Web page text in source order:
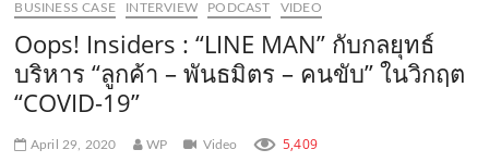
o
k
.
c
e
.
c
o
e
r
a
.
c
m
BUSINESS CASE INTERVIEW PODCAST VIDEO
Oops! Insiders : “LINE MAN” กับกลยุทธ์
บริหาร “ลูกค้า – พันธมิตร – คนขับ” ในวิกฤต
“COVID-19”
April 29, 2020 WP Video 5,409